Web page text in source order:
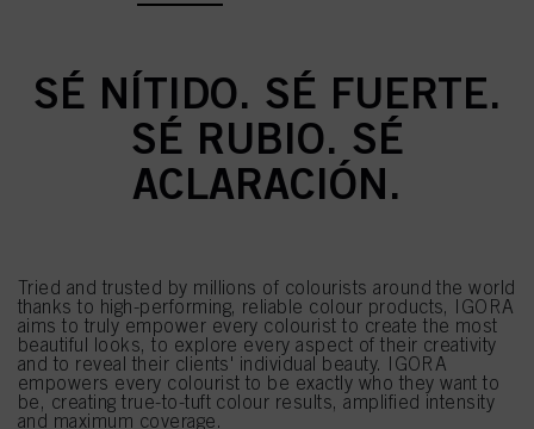
SÉ NÍTIDO. SÉ FUERTE.
SÉ RUBIO. SÉ
ACLARACIÓN.
Tried and trusted by millions of colourists around the world
thanks to high-performing, reliable colour products, IGORA
aims to truly empower every colourist to create the most
beautiful looks, to explore every aspect of their creativity
and to reveal their clients' individual beauty. IGORA
empowers every colourist to be exactly who they want to
be, creating true-to-tuft colour results, amplified intensity
and maximum coverage.